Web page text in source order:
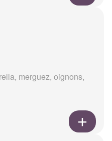
merguez, oignons,